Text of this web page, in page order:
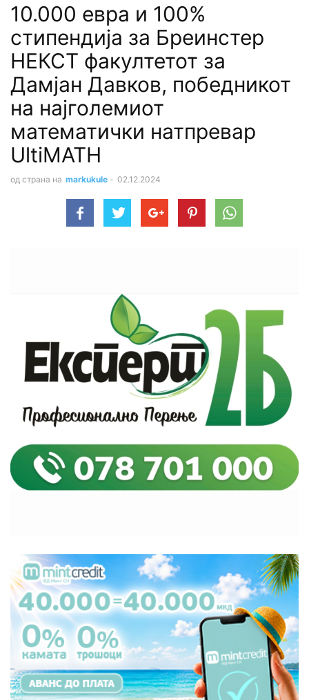
10.000 евра и 100%
стипендија за Бреинстер
НЕКСТ факултетот за
Дамјан Давков, победникот
на најголемиот
математички натпревар
UltiMATH
од страна на markukule - 02.12.2024